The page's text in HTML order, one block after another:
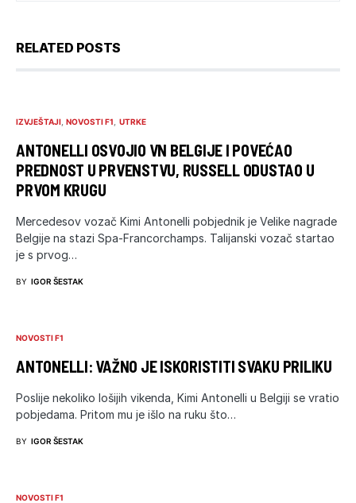
RELATED POSTS
IZVJEŠTAJI NOVOSTI F1 UTRKE
ANTONELLI OSVOJIO VN BELGIJE I POVEĆAO
PREDNOST U PRVENSTVU, RUSSELL ODUSTAO U
PRVOM KRUGU
Mercedesov vozač Kimi Antonelli pobjednik je Velike nagrade
Belgije na stazi Spa-Francorchamps. Talijanski vozač startao
je s prvog…
BY IGOR ŠESTAK
NOVOSTI F1
ANTONELLI: VAŽNO JE ISKORISTITI SVAKU PRILIKU
Poslije nekoliko lošijih vikenda, Kimi Antonelli u Belgiji se vratio
pobjedama. Pritom mu je išlo na ruku što…
BY IGOR ŠESTAK
NOVOSTI F1